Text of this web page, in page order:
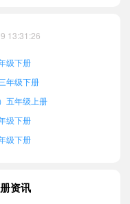
13:31:26
四年级下册
级下册
年级下册
五年级上册
级下册
级下册
册
资讯